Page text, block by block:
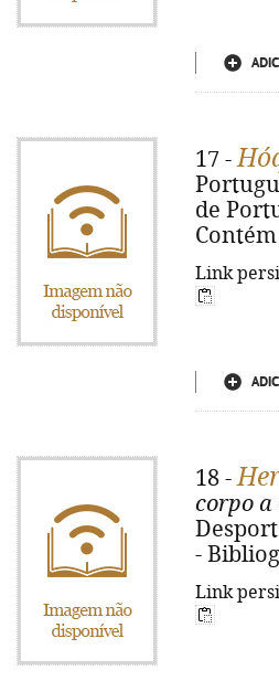
17 -
de
Link
18 -
corpo a
-
Link